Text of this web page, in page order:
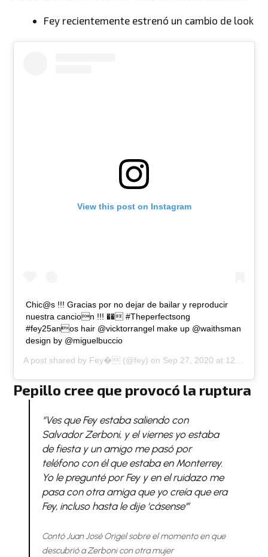
Fey recientemente estrenó un cambio de look
View this post on Instagram
Chic@s !!! Gracias por no dejar de bailar y reproducir
nuestra cancion !!! �� #Theperfectsong
#fey25anos hair @vicktorrangel make up @waithsman
design by @miguelbuccio
A post shared by Fey� (@fey) on Sep 27, 2020 at 12:51pm PDT
Pepillo cree que provocó la ruptura
“Ves que Fey estaba saliendo con
Salvador Zerboni, y el viernes yo estaba
de fiesta y un amigo me pasó por
teléfono con él que estaba en Monterrey.
Yo le pregunté por Fey y en el ruidazo me
pasa con otra amiga que yo creía que era
Fey, incluso hasta le dije ‘cásense'”
Contó Juan José Origel sobre el momento en que
descubrió a Zerboni con otra mujer